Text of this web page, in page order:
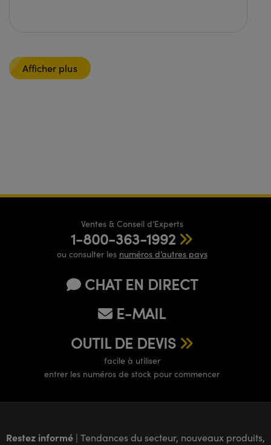
Afficher plus
Ventes & Conseil d’Experts
1-800-363-1992
ou consulter les numéros d’autres pays
CHAT EN DIRECT
E-MAIL
OUTIL DE DEVIS
facile à utiliser
entrer les numéros de stock pour commencer
Restez informé | Tendances du secteur, nouveaux produits,